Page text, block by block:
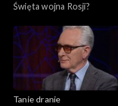
Święta wojna Rosji?
Tanie dranie